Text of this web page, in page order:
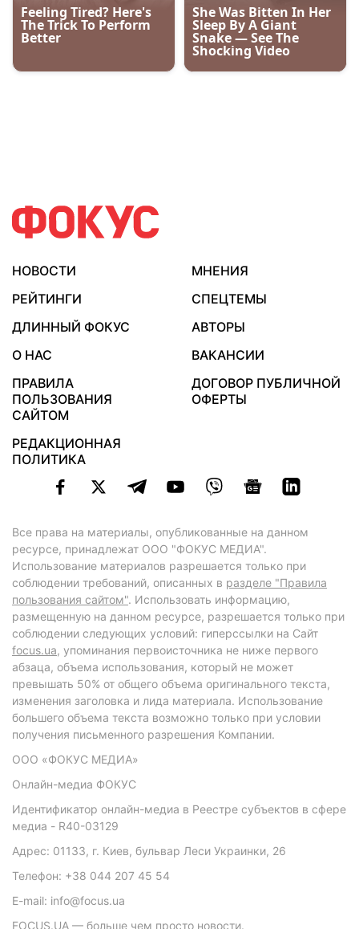
НОВОСТИ
МНЕНИЯ
РЕЙТИНГИ
СПЕЦТЕМЫ
ДЛИННЫЙ ФОКУС
АВТОРЫ
О НАС
ВАКАНСИИ
ПРАВИЛА
ПОЛЬЗОВАНИЯ
САЙТОМ
ДОГОВОР ПУБЛИЧНОЙ
ОФЕРТЫ
РЕДАКЦИОННАЯ
ПОЛИТИКА
Все права на материалы, опубликованные на данном
ресурсе, принадлежат ООО "ФОКУС МЕДИА".
Использование материалов разрешается только при
соблюдении требований, описанных в разделе "Правила
пользования сайтом". Использовать информацию,
размещенную на данном ресурсе, разрешается только при
соблюдении следующих условий: гиперссылки на Сайт
focus.ua, упоминания первоисточника не ниже первого
абзаца, объема использования, который не может
превышать 50% от общего объема оригинального текста,
изменения заголовка и лида материала. Использование
большего объема текста возможно только при условии
получения письменного разрешения Компании.
ООО «ФОКУС МЕДИА»
Онлайн-медиа ФОКУС
Идентификатор онлайн-медиа в Реестре субъектов в сфере
медиа - R40-03129
Адрес: 01133, г. Киев, бульвар Леси Украинки, 26
Телефон: +38 044 207 45 54
E-mail: info@focus.ua
FOCUS.UA — больше чем просто новости.